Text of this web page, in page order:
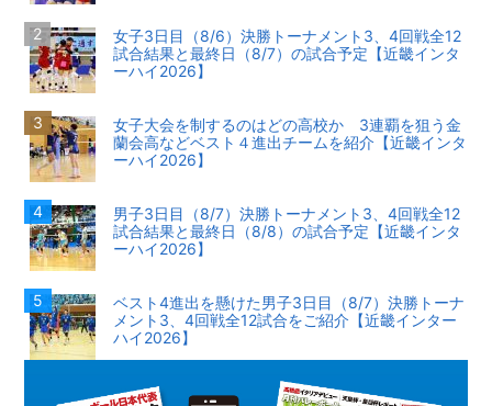
女子3日目（8/6）決勝トーナメント3、4回戦全12
試合結果と最終日（8/7）の試合予定【近畿インタ
ーハイ2026】
女子大会を制するのはどの高校か 3連覇を狙う金
蘭会高などベスト４進出チームを紹介【近畿インタ
ーハイ2026】
男子3日目（8/7）決勝トーナメント3、4回戦全12
試合結果と最終日（8/8）の試合予定【近畿インタ
ーハイ2026】
ベスト4進出を懸けた男子3日目（8/7）決勝トーナ
メント3、4回戦全12試合をご紹介【近畿インター
ハイ2026】